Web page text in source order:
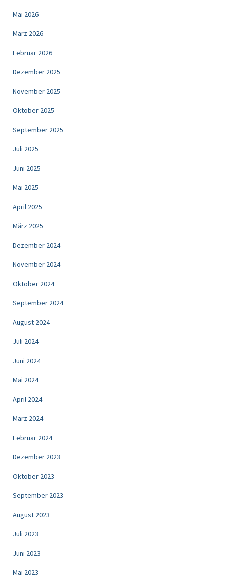
Mai 2026
März 2026
Februar 2026
Dezember 2025
November 2025
Oktober 2025
September 2025
Juli 2025
Juni 2025
Mai 2025
April 2025
März 2025
Dezember 2024
November 2024
Oktober 2024
September 2024
August 2024
Juli 2024
Juni 2024
Mai 2024
April 2024
März 2024
Februar 2024
Dezember 2023
Oktober 2023
September 2023
August 2023
Juli 2023
Juni 2023
Mai 2023